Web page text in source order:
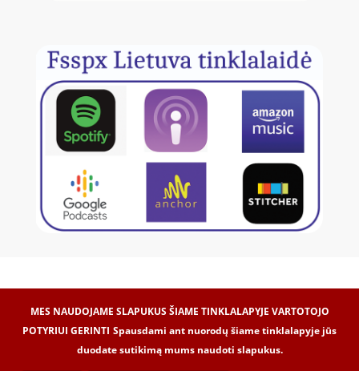
Internetinių svetainių kūrimas -Dipolis.com© 2017
MES NAUDOJAME SLAPUKUS ŠIAME TINKLALAPYJE VARTOTOJO
POTYRIUI GERINTI Spausdami ant nuorodų šiame tinklalapyje jūs
duodate sutikimą mums naudoti slapukus.